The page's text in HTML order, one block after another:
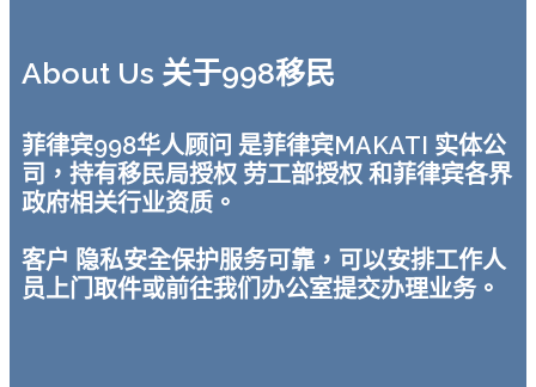
About Us 关于998移民
菲律宾998华人顾问 是菲律宾MAKATI 实体公
司，持有移民局授权 劳工部授权 和菲律宾各界
政府相关行业资质。
客户 隐私安全保护服务可靠，可以安排工作人
员上门取件或前往我们办公室提交办理业务。